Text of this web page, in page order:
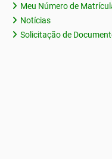
Meu Número de
Notícias
Solicitação de